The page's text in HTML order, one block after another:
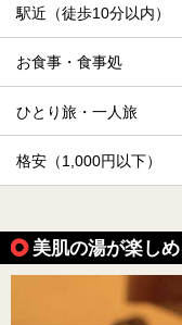
駅近（徒歩10分以内）
お食事・食事処
ひとり旅・一人旅
格安（1,000円以下）
美肌の湯が楽し